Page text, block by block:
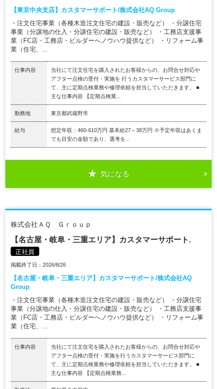
【東京中央支店】カスタマーサポート/株式会社AQ Group
・注文住宅事業（各種木造注文住宅の建設・販売など） ・分譲住宅
事業（分譲地の仕入・分譲住宅の建設・販売など） ・工務店支援事
業（FC店・工務店・ビルダーへノウハウ提供など） ・リフォーム事
業（住宅、...
仕事内容
当社にて注文住宅を購入されたお客様からの、お問合せ対応や
アフター点検の受付・実施を 行うカスタマーサービス部門に
て、主に定期点検業務や修理依頼を担当していただきます。 ■
主な仕事内容 【定期点検業...
勤務地 東京都武蔵野市
給与
想定年収：460-610万円 基本給27～38万円 ※予定年収はあくま
でも目安の金額であり、選考を...
気になる
株式会社ＡＱ Ｇｒｏｕｐ
【名古屋・岐阜・三重エリア】カスタマーサポート.
正社員
掲載終了日：2026/8/26
【名古屋・岐阜・三重エリア】カスタマーサポート/株式会社AQ
Group
・注文住宅事業（各種木造注文住宅の建設・販売など） ・分譲住宅
事業（分譲地の仕入・分譲住宅の建設・販売など） ・工務店支援事
業（FC店・工務店・ビルダーへノウハウ提供など） ・リフォーム事
業（住宅、...
仕事内容
当社にて注文住宅を購入されたお客様からの、お問合せ対応や
アフター点検の受付・実施を行うカスタマーサービス部門に
て、主に定期点検業務や修理依頼を担当していただきます。 ■
主な仕事内容 【定期点検業務...